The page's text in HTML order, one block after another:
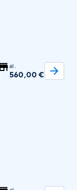
al.
560,00 €